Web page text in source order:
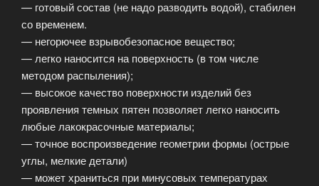
— готовый состав (не надо разводить водой), стабилен
со временем.
— негорючее взрывобезопасное вещество;
— легко наносится на поверхность (в том числе
методом распыления);
— высокое качество поверхности изделий без
проявления темных пятен позволяет легко наносить
любые лакокрасочные материалы;
— точное воспроизведение геометрии формы (острые
углы, мелкие детали)
— может храниться при минусовых температурах